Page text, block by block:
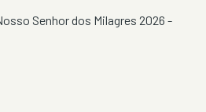
Senhor dos Milagres 2026 -